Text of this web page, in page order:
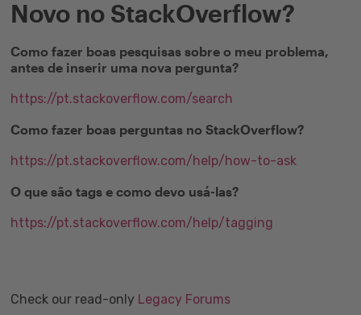
Novo no StackOverflow?
Como fazer boas pesquisas sobre o meu problema,
antes de inserir uma nova pergunta?
https://pt.stackoverflow.com/search
Como fazer boas perguntas no StackOverflow?
https://pt.stackoverflow.com/help/how-to-ask
O que são tags e como devo usá-las?
https://pt.stackoverflow.com/help/tagging
Check our read-only Legacy Forums